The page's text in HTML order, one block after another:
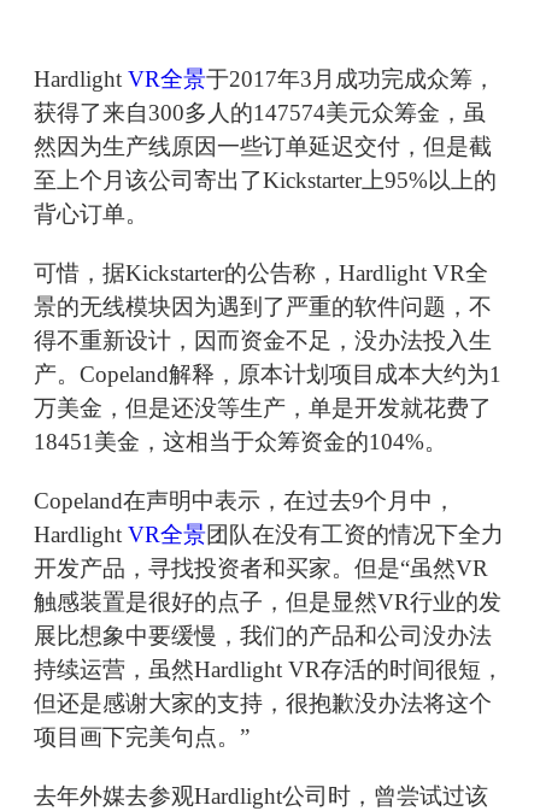
Hardlight VR全景于2017年3月成功完成众筹，
获得了来自300多人的147574美元众筹金，虽
然因为生产线原因一些订单延迟交付，但是截
至上个月该公司寄出了Kickstarter上95%以上的
背心订单。
可惜，据Kickstarter的公告称，Hardlight VR全
景的无线模块因为遇到了严重的软件问题，不
得不重新设计，因而资金不足，没办法投入生
产。Copeland解释，原本计划项目成本大约为1
万美金，但是还没等生产，单是开发就花费了
18451美金，这相当于众筹资金的104%。
Copeland在声明中表示，在过去9个月中，
Hardlight VR全景团队在没有工资的情况下全力
开发产品，寻找投资者和买家。但是“虽然VR
触感装置是很好的点子，但是显然VR行业的发
展比想象中要缓慢，我们的产品和公司没办法
持续运营，虽然Hardlight VR存活的时间很短，
但还是感谢大家的支持，很抱歉没办法将这个
项目画下完美句点。”
去年外媒去参观Hardlight公司时，曾尝试过该